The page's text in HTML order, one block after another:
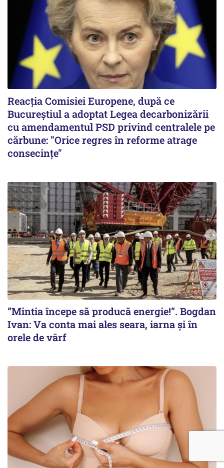
Reacția Comisiei Europene, după ce
Bucureștiul a adoptat Legea decarbonizării
cu amendamentul PSD privind centralele pe
cărbune: "Orice regres în reforme atrage
consecințe"
”Mintia începe să producă energie!”. Bogdan
Ivan: Va conta mai ales seara, iarna și în
orele de vârf